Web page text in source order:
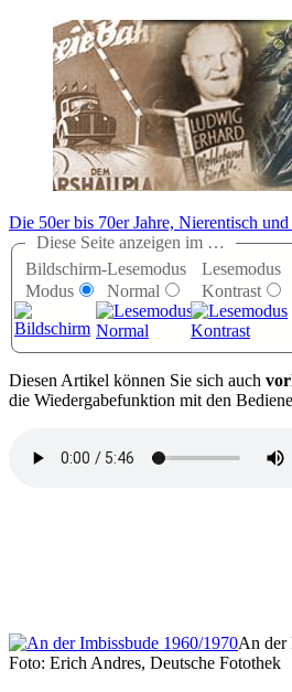
Die 50er bis 70er Jahre, Nierentisch
Diese Seite anzeigen im …
Bildschirm-
Modus
Lesemodus
Normal
Lesemodus
Kontrast
Diesen Artikel können Sie sich auch
die Wiedergabefunktion mit den
An der
Foto: Erich Andres, Deutsche Fotothek